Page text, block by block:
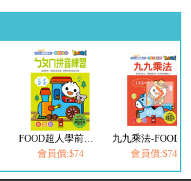
FOOD超人學前必備練習本-ㄅㄆㄇ拼音練習
會員價:$74
會員價:$74